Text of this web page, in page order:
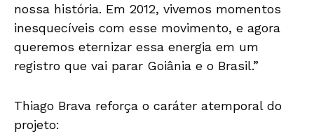
nossa história. Em 2012, vivemos momentos
inesquecíveis com esse movimento, e agora
queremos eternizar essa energia em um
registro que vai parar Goiânia e o Brasil.”
Thiago Brava reforça o caráter atemporal do
projeto: